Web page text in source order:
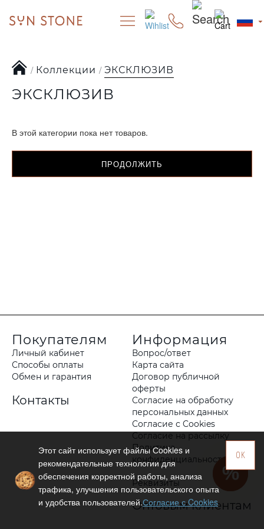
Коллекции ЭКСКЛЮЗИВ
ЭКСКЛЮЗИВ
В этой категории пока нет товаров.
ПРОДОЛЖИТЬ
Покупателям
Личный кабинет
Способы оплаты
Обмен и гарантия
Контакты
Информация
Вопрос/ответ
Карта сайта
Договор публичной
оферты
Согласие на обработку
персональных данных
Согласие с Cookies
Согласие на рассылку
Политика
конфиденциальности
Реквизиты
Оптовым клиентам
OK
Этот сайт использует файлы Сookies и
рекомендательные технологии для
обеспечения корректной работы, анализа
трафика, улучшения пользовательского опыта
и удобства пользователей.Согласие с Cookies